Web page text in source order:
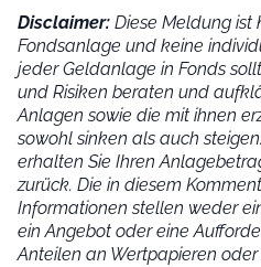
Disclaimer: Diese Meldung ist
Fondsanlage und keine
jeder Geldanlage in Fonds
und Risiken beraten und
Anlagen sowie die mit ihnen
sowohl sinken als auch
erhalten Sie Ihren
zurück. Die in diesem
Informationen stellen weder
ein Angebot oder eine
Anteilen an Wertpapieren